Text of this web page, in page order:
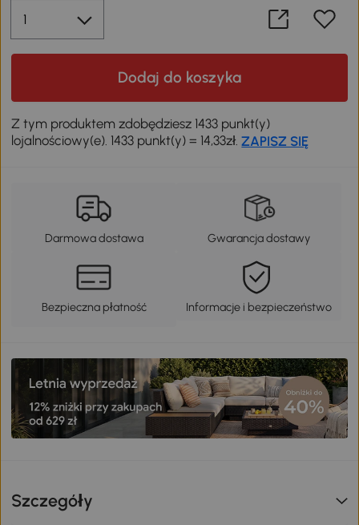
Dodaj do koszyka
Z tym produktem zdobędziesz 1433 punkt(y)
lojalnościowy(e). 1433 punkt(y) = 14,33zł.ZAPISZ SIĘ
Darmowa dostawa Gwarancja dostawy
Bezpieczna płatność Informacje i bezpieczeństwo
Szczegóły